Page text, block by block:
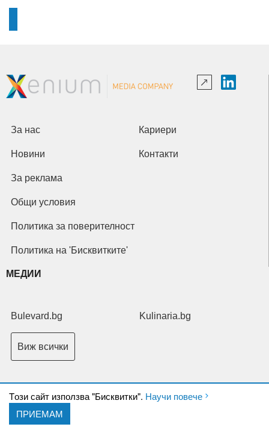
Tози сайт използва "Бисквитки". Научи повече
ПРИЕМАМ
За нас Кариери
Новини Контакти
За реклама
Общи условия
Политика за поверителност
Политика на 'Бисквитките'
МЕДИИ
Bulevard.bg Kulinaria.bg
Виж всички
Copyright © 2026 Ксениум ООД. Всички права запазени.